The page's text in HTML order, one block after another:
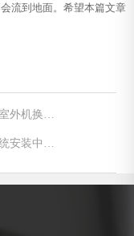
流到地面。希望本篇文章
外机换热
安装中的